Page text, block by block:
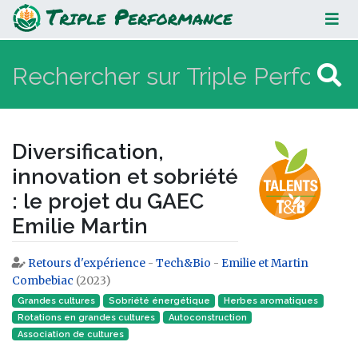
Diversification, innovation et
sobriété : le projet du GAEC Emilie
Martin
Diversification,
innovation et sobriété
: le projet du GAEC
Emilie Martin
Aller à :navigation,rechercher
Retours d'expérience - Tech&Bio - Emilie et Martin
Combebiac (2023)
Grandes cultures Sobriété énergétique
Herbes aromatiques
Rotations en grandes cultures
Autoconstruction
Association de cultures